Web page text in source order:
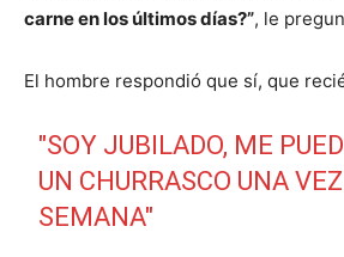
carne en los últimos días?”, le
El hombre respondió que sí, que
"SOY JUBILADO, ME
UN CHURRASCO UNA
SEMANA"